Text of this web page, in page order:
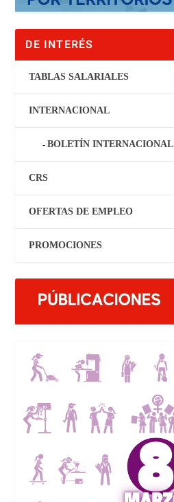
DE INTERÉS
TABLAS SALARIALES
INTERNACIONAL
BOLETÍN INTERNACIONAL
CRS
OFERTAS DE EMPLEO
PROMOCIONES